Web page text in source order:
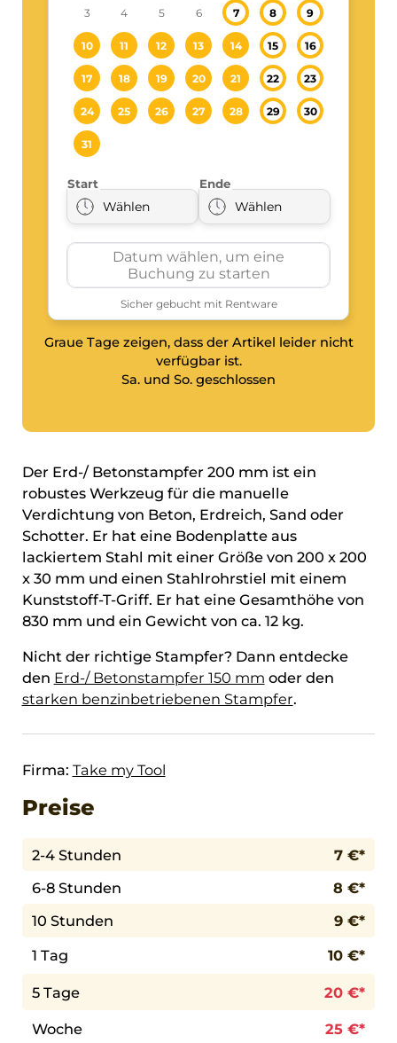
Graue Tage zeigen, dass der Artikel leider nicht
verfügbar ist.
Sa. und So. geschlossen
Der Erd-/ Betonstampfer 200 mm ist ein
robustes Werkzeug für die manuelle
Verdichtung von Beton, Erdreich, Sand oder
Schotter. Er hat eine Bodenplatte aus
lackiertem Stahl mit einer Größe von 200 x 200
x 30 mm und einen Stahlrohrstiel mit einem
Kunststoff-T-Griff. Er hat eine Gesamthöhe von
830 mm und ein Gewicht von ca. 12 kg.
Nicht der richtige Stampfer? Dann entdecke
den Erd-/ Betonstampfer 150 mm oder den
starken benzinbetriebenen Stampfer.
Firma: Take my Tool
Preise
2-4 Stunden
7 €*
6-8 Stunden
8 €*
10 Stunden
9 €*
1 Tag
10 €*
5 Tage 20 €*
Woche 25 €*